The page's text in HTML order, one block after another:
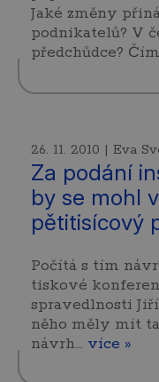
Jaké změny
podnikatelů? V
předchůdce?
26. 11. 2010 | Eva
Za podání
by se mohl
pětitisícový
Počítá s tím
tiskové
spravedlnosti
něho měly mít
návrh… více »